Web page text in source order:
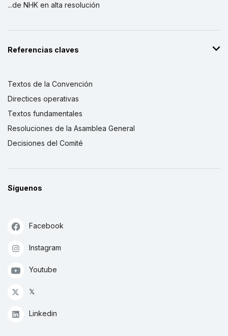
...de NHK en alta resolución
Referencias claves
Textos de la Convención
Directices operativas
Textos fundamentales
Resoluciones de la Asamblea General
Decisiones del Comité
Síguenos
Facebook
Instagram
Youtube
𝕏
Linkedin